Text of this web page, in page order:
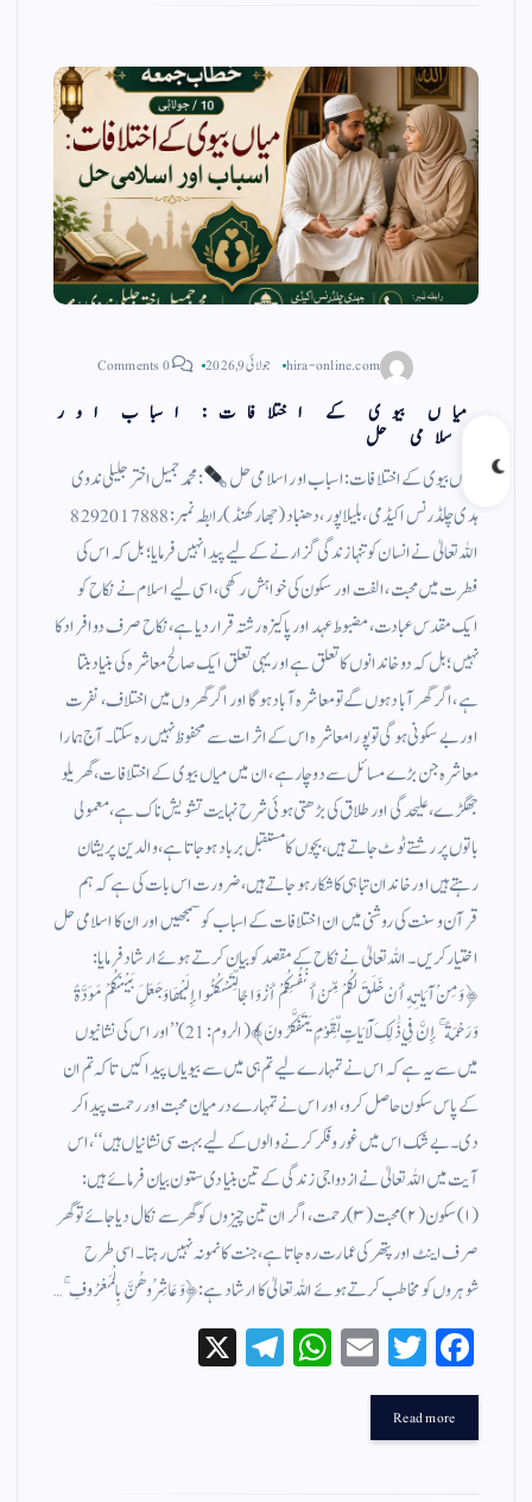
hira-online.com جولائی 9, 2026 0 Comments
میاں بیوی کے اختلافات: اسباب اور
اسلامی حل
میاں بیوی کے اختلافات: اسباب اور اسلامی حل
: محمدجمیل اخترجلیلی ندوی
ہدی چلڈرنس اکیڈمی، بلیاپور، دھنباد(جھارکھنڈ) رابطہ نمبر: 8292017888
اللہ تعالیٰ نے انسان کو تنہا زندگی گزارنے کے لیے پیدا نہیں فرمایا؛بل کہ اس کی
فطرت میں محبت، الفت اور سکون کی خواہش رکھی، اسی لیے اسلام نے نکاح کو
ایک مقدس عبادت، مضبوط عہد اور پاکیزہ رشتہ قرار دیا ہے،نکاح صرف دو افراد کا
نہیں؛ بل کہ دو خاندانوں کا تعلق ہے اور یہی تعلق ایک صالح معاشرہ کی بنیاد بنتا
ہے، اگر گھر آباد ہوں گے تو معاشرہ آباد ہوگا اور اگر گھروں میں اختلاف، نفرت
اور بے سکونی ہوگی تو پورا معاشرہ اس کے اثرات سے محفوظ نہیں رہ سکتا۔ آج ہمارا
معاشرہ جن بڑے مسائل سے دوچار ہے، ان میں میاں بیوی کے اختلافات، گھریلو
جھگڑے، علیحدگی اور طلاق کی بڑھتی ہوئی شرح نہایت تشویش ناک ہے، معمولی
باتوں پر رشتے ٹوٹ جاتے ہیں، بچوں کا مستقبل برباد ہو جاتا ہے، والدین پریشان
رہتے ہیں اور خاندان تباہی کا شکار ہو جاتے ہیں، ضرورت اس بات کی ہے کہ ہم
قرآن و سنت کی روشنی میں ان اختلافات کے اسباب کو سمجھیں اور ان کا اسلامی حل
اختیار کریں۔ اللہ تعالیٰ نے نکاح کے مقصد کو بیان کرتے ہوئے ارشاد فرمایا:
﴿وَمِنْ آيَاتِهِ أَنْ خَلَقَ لَكُمْ مِّنْ أَنْفُسِكُمْ أَزْوَاجًا لِّتَسْكُنُوا إِلَيْهَا وَجَعَلَ بَيْنَكُمْ مَوَدَّةً
وَرَحْمَةً ۚ إِنَّ فِي ذَٰلِكَ لَآيَاتٍ لِّقَوْمٍ يَتَفَكَّرُونَ﴾(الروم:21)’’اور اس کی نشانیوں
میں سے یہ ہے کہ اس نے تمہارے لیے تم ہی میں سے بیویاں پیدا کیں تاکہ تم ان
کے پاس سکون حاصل کرو، اور اس نے تمہارے درمیان محبت اور رحمت پیدا کر
دی۔ بے شک اس میں غور و فکر کرنے والوں کے لیے بہت سی نشانیاں ہیں‘‘، اس
آیت میں اللہ تعالیٰ نے ازدواجی زندگی کے تین بنیادی ستون بیان فرمائے ہیں:
(۱)سکون(۲)محبت(۳)رحمت، اگر ان تین چیزوں کو گھر سے نکال دیا جائے تو گھر
صرف اینٹ اور پتھر کی عمارت رہ جاتا ہے، جنت کا نمونہ نہیں رہتا۔ اسی طرح
شوہروں کو مخاطب کرتے ہوئے اللہ تعالیٰ کا ارشاد ہے:﴿وَعَاشِرُوهُنَّ بِالْمَعْرُوفِ ۚ…
Fa
ce
bo
ok
T
wi
r
E
m
W
ha
Te
le
Read more